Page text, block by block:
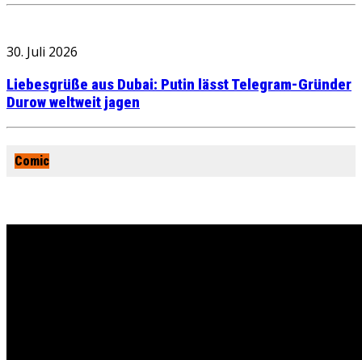
30. Juli 2026
Liebesgrüße aus Dubai: Putin lässt Telegram-Gründer
Durow weltweit jagen
Comic